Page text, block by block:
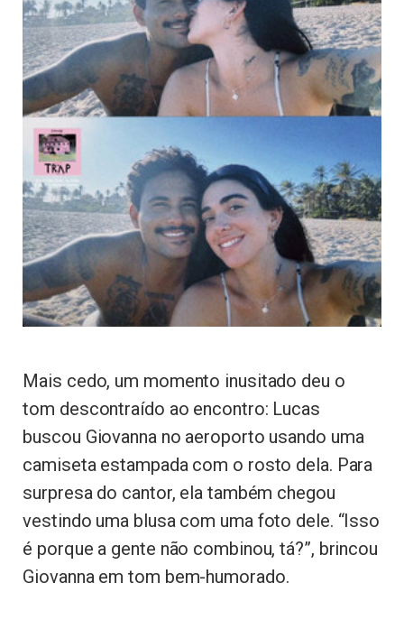
Mais cedo, um momento inusitado deu o
tom descontraído ao encontro: Lucas
buscou Giovanna no aeroporto usando uma
camiseta estampada com o rosto dela. Para
surpresa do cantor, ela também chegou
vestindo uma blusa com uma foto dele. “Isso
é porque a gente não combinou, tá?”, brincou
Giovanna em tom bem-humorado.